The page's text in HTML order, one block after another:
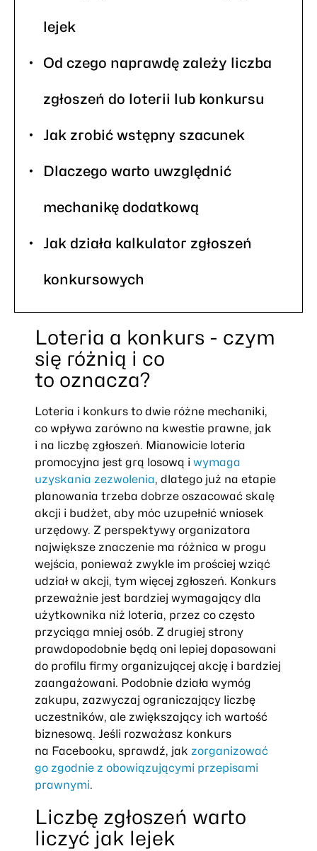
lejek
Od czego naprawdę zależy liczba
zgłoszeń do loterii lub konkursu
Jak zrobić wstępny szacunek
Dlaczego warto uwzględnić
mechanikę dodatkową
Jak działa kalkulator zgłoszeń
konkursowych
Loteria a konkurs - czym
się różnią i co
to oznacza?
Loteria i konkurs to dwie różne mechaniki,
co wpływa zarówno na kwestie prawne, jak
i na liczbę zgłoszeń. Mianowicie loteria
promocyjna jest grą losową i wymaga
uzyskania zezwolenia, dlatego już na etapie
planowania trzeba dobrze oszacować skalę
akcji i budżet, aby móc uzupełnić wniosek
urzędowy. Z perspektywy organizatora
największe znaczenie ma różnica w progu
wejścia, ponieważ zwykle im prościej wziąć
udział w akcji, tym więcej zgłoszeń. Konkurs
przeważnie jest bardziej wymagający dla
użytkownika niż loteria, przez co często
przyciąga mniej osób. Z drugiej strony
prawdopodobnie będą oni lepiej dopasowani
do profilu firmy organizującej akcję i bardziej
zaangażowani. Podobnie działa wymóg
zakupu, zazwyczaj ograniczający liczbę
uczestników, ale zwiększający ich wartość
biznesową. Jeśli rozważasz konkurs
na Facebooku, sprawdź, jak zorganizować
go zgodnie z obowiązującymi przepisami
prawnymi.
Liczbę zgłoszeń warto
liczyć jak lejek